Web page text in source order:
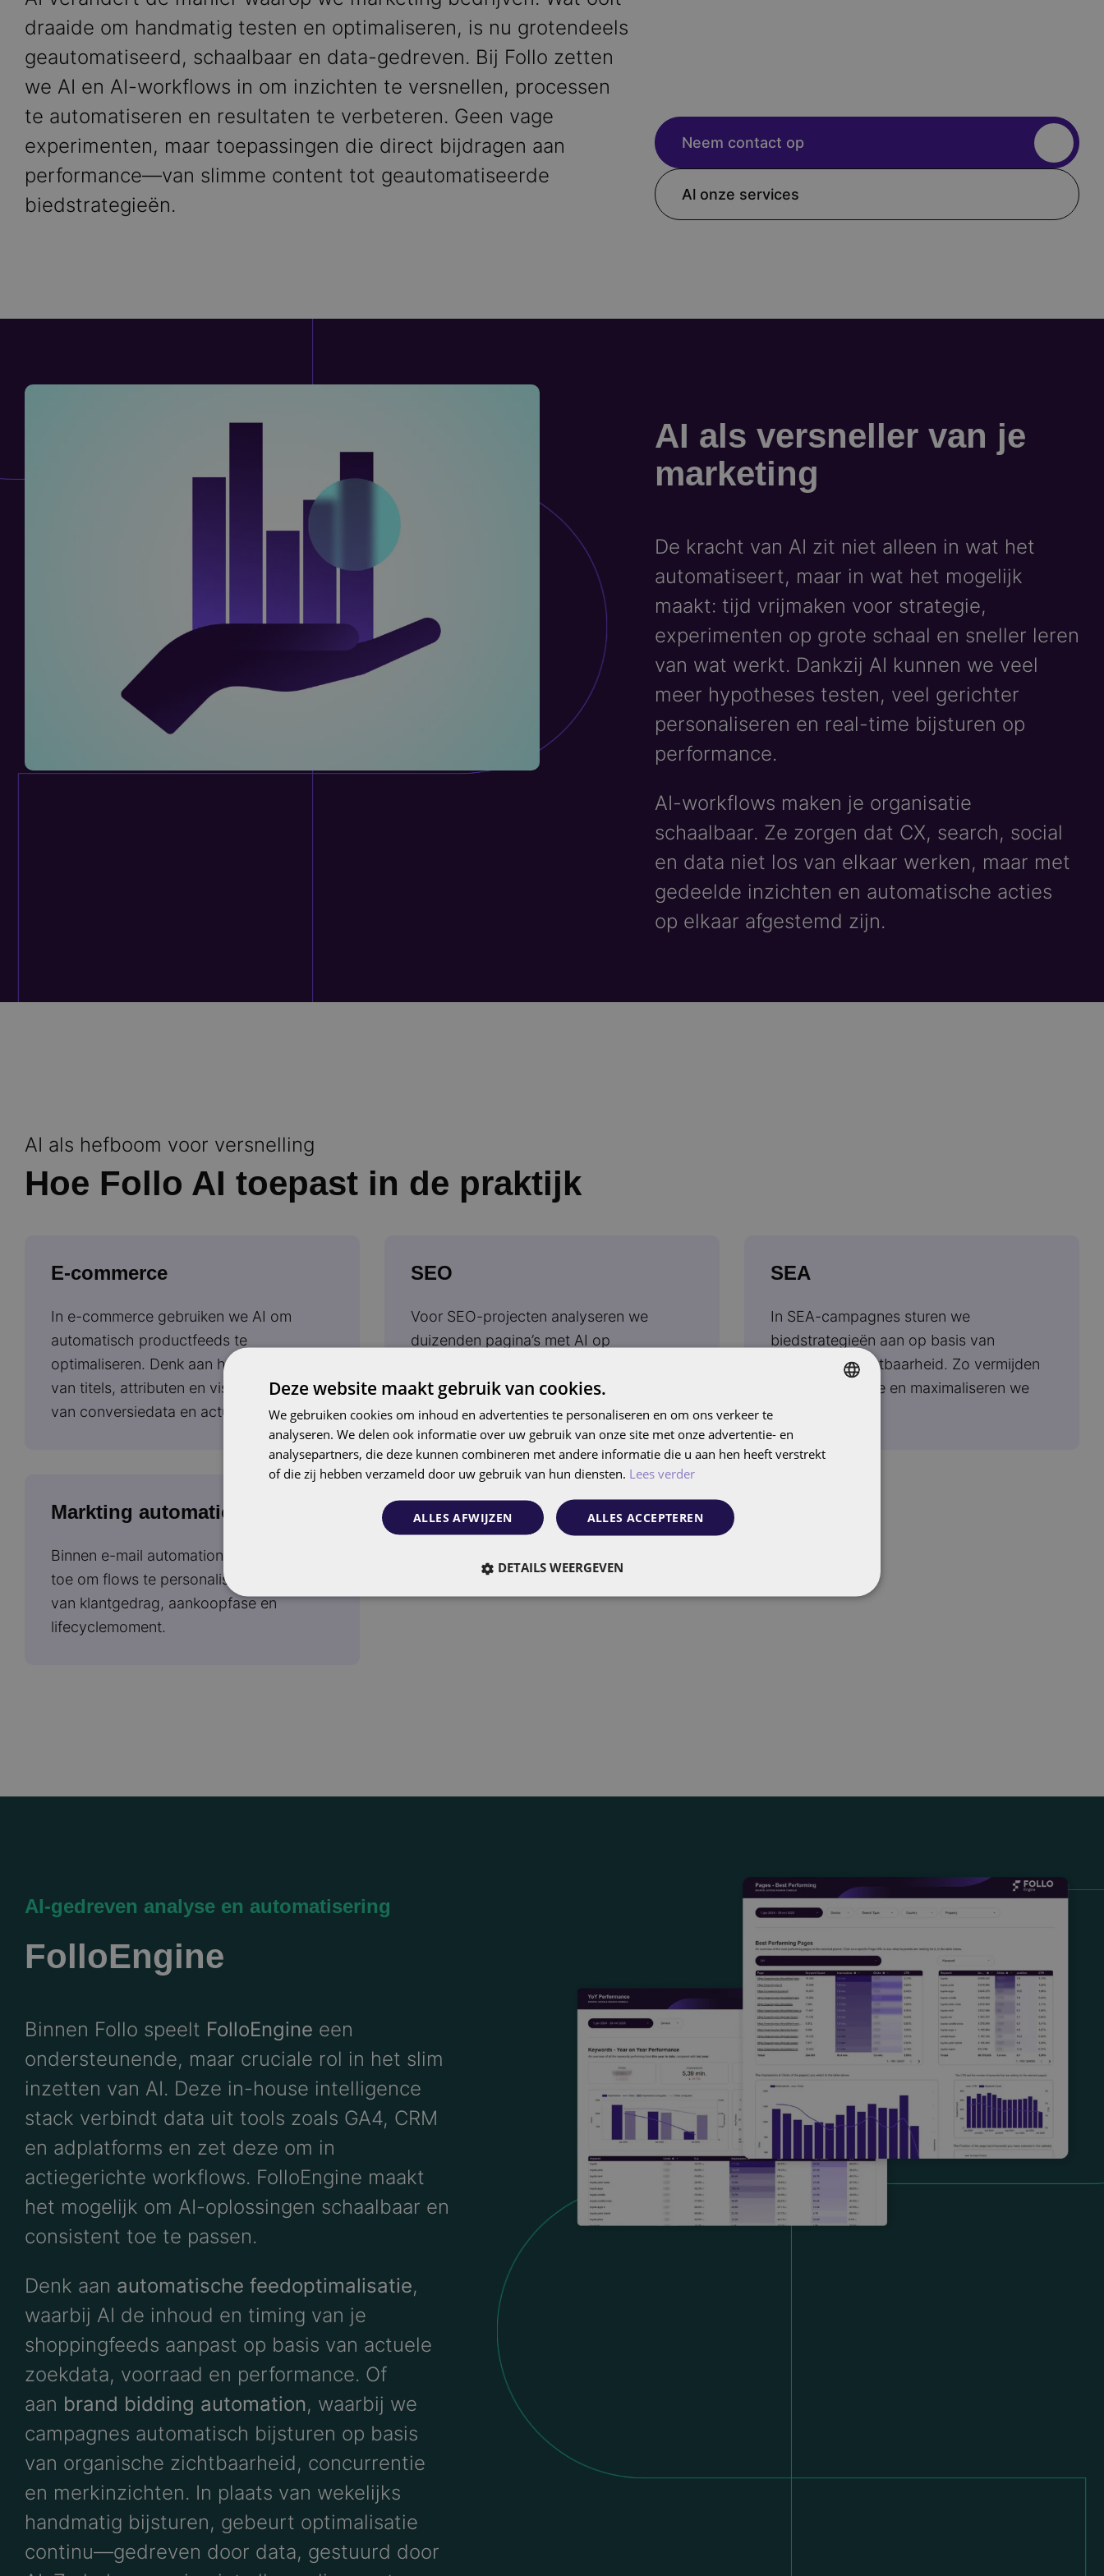
draaide om handmatig testen en optimaliseren, is nu grotendeels
geautomatiseerd, schaalbaar en data-gedreven. Bij Follo zetten
we AI en AI-workflows in om inzichten te versnellen, processen
te automatiseren en resultaten te verbeteren. Geen vage
experimenten, maar toepassingen die direct bijdragen aan
performance—van slimme content tot geautomatiseerde
biedstrategieën.
Neem contact op
Al onze services
AI als versneller van je
marketing
De kracht van AI zit niet alleen in wat het
automatiseert, maar in wat het mogelijk
maakt: tijd vrijmaken voor strategie,
experimenten op grote schaal en sneller leren
van wat werkt. Dankzij AI kunnen we veel
meer hypotheses testen, veel gerichter
personaliseren en real-time bijsturen op
performance.
AI-workflows maken je organisatie
schaalbaar. Ze zorgen dat CX, search, social
en data niet los van elkaar werken, maar met
gedeelde inzichten en automatische acties
op elkaar afgestemd zijn.
AI als hefboom voor versnelling
Hoe Follo AI toepast in de praktijk
E-commerce
In e-commerce gebruiken we AI om
automatisch productfeeds te
optimaliseren. Denk aan het aanpassen
van titels, attributen en visuals op basis
van conversiedata en actuele zoektrends.
SEO
Voor SEO-projecten analyseren we
duizenden pagina’s met AI op
waarbij we automatisch actiepunten
formuleren.
SEA
In SEA-campagnes sturen we
biedstrategieën aan op basis van
organische zichtbaarheid. Zo vermijden
we kannibalisatie en maximaliseren we
marge.
Markting automation
Binnen e-mail automation passen we AI
toe om flows te personaliseren op basis
van klantgedrag, aankoopfase en
lifecyclemoment.
AI-gedreven analyse en automatisering
FolloEngine
Binnen Follo speelt FolloEngine een
ondersteunende, maar cruciale rol in het slim
inzetten van AI. Deze in-house intelligence
stack verbindt data uit tools zoals GA4, CRM
en adplatforms en zet deze om in
actiegerichte workflows. FolloEngine maakt
het mogelijk om AI-oplossingen schaalbaar en
consistent toe te passen.
Denk aan automatische feedoptimalisatie,
waarbij AI de inhoud en timing van je
shoppingfeeds aanpast op basis van actuele
zoekdata, voorraad en performance. Of
aan brand bidding automation, waarbij we
campagnes automatisch bijsturen op basis
van organische zichtbaarheid, concurrentie
en merkinzichten. In plaats van wekelijks
handmatig bijsturen, gebeurt optimalisatie
continu—gedreven door data, gestuurd door
Deze website maakt gebruik van cookies.
We gebruiken cookies om inhoud en advertenties te personaliseren en om ons verkeer te
analyseren. We delen ook informatie over uw gebruik van onze site met onze advertentie- en
analysepartners, die deze kunnen combineren met andere informatie die u aan hen heeft verstrekt
of die zij hebben verzameld door uw gebruik van hun diensten. Lees verder
ALLES ACCEPTEREN
ALLES AFWIJZEN
DETAILS WEERGEVEN